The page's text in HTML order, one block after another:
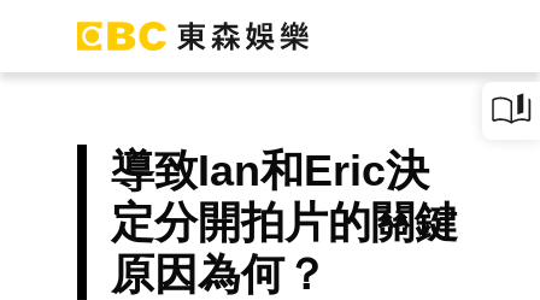
導致Ian和Eric決
定分開拍片的關鍵
原因為何？